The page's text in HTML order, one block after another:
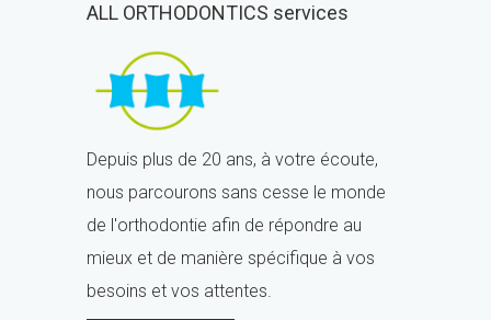
ALL ORTHODONTICS services
Depuis plus de 20 ans, à votre écoute,
nous parcourons sans cesse le monde
de l'orthodontie afin de répondre au
mieux et de manière spécifique à vos
besoins et vos attentes.